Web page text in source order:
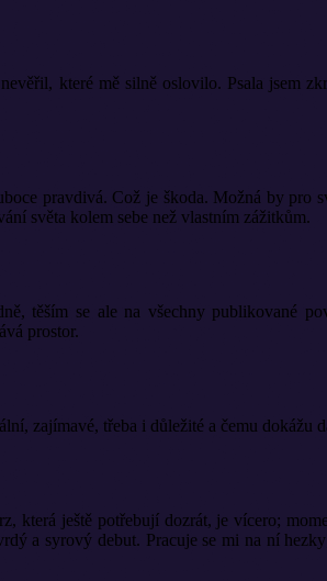
které mě silně oslovilo. Psala jsem
pravdivá. Což je škoda. Možná by
světa kolem sebe než vlastním zážitkům.
těším se ale na všechny publikované
prostor.
zajímavé, třeba i důležité a čemu dokážu
která ještě potřebují dozrát, je vícero;
a syrový debut. Pracuje se mi na ní